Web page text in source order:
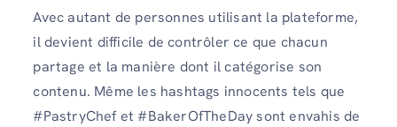
Avec autant de personnes utilisant la plateforme,
il devient difficile de contrôler ce que chacun
partage et la manière dont il catégorise son
contenu. Même les hashtags innocents tels que
#PastryChef et #BakerOfTheDay sont envahis de